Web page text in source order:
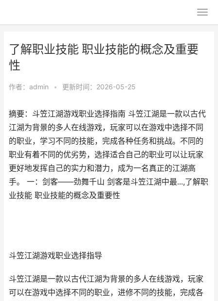
了解职业技能 职业技能的概念及重要
性
作者： admin • 更新时间：2026-05-25
摘要：斗笠江湖游戏职业选择指南 斗笠江湖是一款以古代
江湖为背景的多人在线游戏，玩家可以在游戏中选择不同
的职业，学习不同的技能，完成各种任务和挑战。不同的
职业有着不同的优劣势，选择适合自己的职业可以让玩家
更好地发挥自己的实力和潜力，成为一名真正的江湖高
手。 一：剑客——劲舞千山 剑客是斗笠江湖中最...,了解职
业技能 职业技能的概念及重要性
斗笠江湖游戏职业选择指导
斗笠江湖是一款以古代江湖为背景的多人在线游戏，玩家
可以在游戏中选择不同的职业，进修不同的技能，完成各